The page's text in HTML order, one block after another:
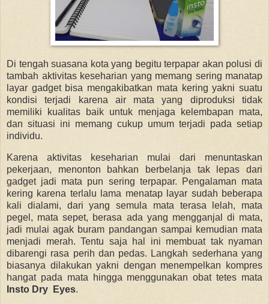
Di tengah suasana kota yang begitu terpapar akan polusi di
tambah aktivitas keseharian yang memang sering manatap
layar gadget bisa mengakibatkan mata kering yakni suatu
kondisi terjadi karena air mata yang diproduksi tidak
memiliki kualitas baik untuk menjaga kelembapan mata,
dan situasi ini memang cukup umum terjadi pada setiap
individu.
Karena aktivitas keseharian mulai dari menuntaskan
pekerjaan, menonton bahkan berbelanja tak lepas dari
gadget jadi mata pun sering terpapar. Pengalaman mata
kering karena terlalu lama menatap layar sudah beberapa
kali dialami, dari yang semula mata terasa lelah, mata
pegel, mata sepet, berasa ada yang mengganjal di mata,
jadi mulai agak buram pandangan sampai kemudian mata
menjadi merah. Tentu saja hal ini membuat tak nyaman
dibarengi rasa perih dan pedas. Langkah sederhana yang
biasanya dilakukan yakni dengan menempelkan kompres
hangat pada mata hingga menggunakan obat tetes mata
Insto Dry Eyes.